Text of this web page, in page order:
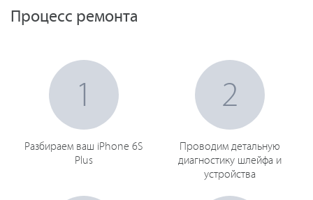
Процесс ремонта
1
Разбираем ваш iPhone 6S
Plus
2
Проводим детальную
диагностику шлейфа и
устройства